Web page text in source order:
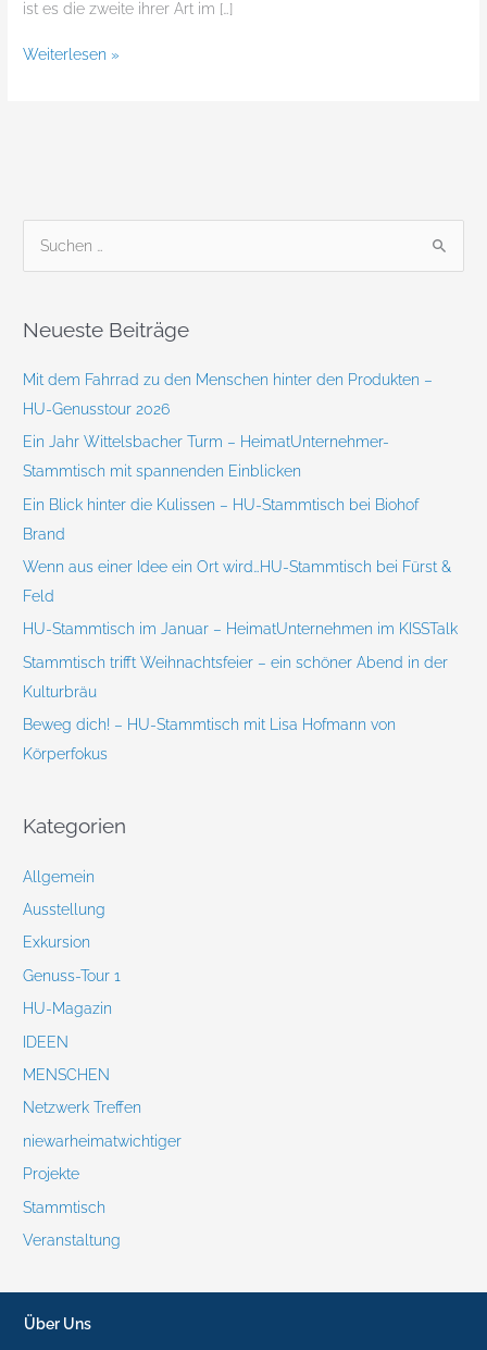
ist es die zweite ihrer Art im […]
Weiterlesen »
h
h
:
Neueste Beiträge
Mit dem Fahrrad zu den Menschen hinter den Produkten –
HU-Genusstour 2026
Ein Jahr Wittelsbacher Turm – HeimatUnternehmer-
Stammtisch mit spannenden Einblicken
Ein Blick hinter die Kulissen – HU-Stammtisch bei Biohof
Brand
Wenn aus einer Idee ein Ort wird…HU-Stammtisch bei Fürst &
Feld
HU-Stammtisch im Januar – HeimatUnternehmen im KISSTalk
Stammtisch trifft Weihnachtsfeier – ein schöner Abend in der
Kulturbräu
Beweg dich! – HU-Stammtisch mit Lisa Hofmann von
Körperfokus
Kategorien
Allgemein
Ausstellung
Exkursion
Genuss-Tour 1
HU-Magazin
IDEEN
MENSCHEN
Netzwerk Treffen
niewarheimatwichtiger
Projekte
Stammtisch
Veranstaltung
Über Uns